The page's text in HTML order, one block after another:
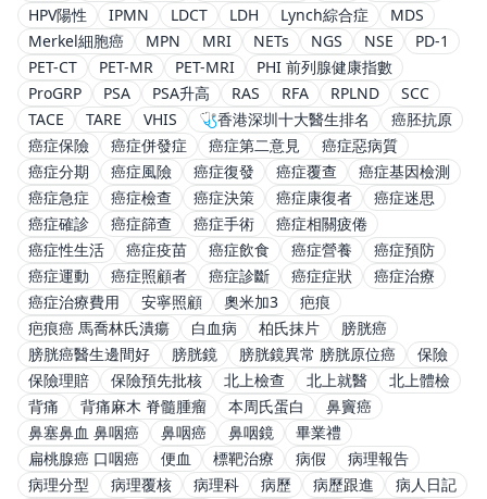
HPV陽性
IPMN LDCT LDH Lynch綜合症
MDS
Merkel細胞癌
MPN MRI NETs NGS NSE
PD-1
PET-CT
PET-MR PET-MRI
PHI 前列腺健康指數
ProGRP
PSA PSA升高 RAS RFA RPLND
SCC
TACE
TARE VHIS 🩺香港深圳十大醫生排名
癌胚抗原
癌症保險
癌症併發症 癌症第二意見
癌症惡病質
癌症分期
癌症風險 癌症復發 癌症覆查
癌症基因檢測
癌症急症
癌症檢查 癌症決策 癌症康復者
癌症迷思
癌症確診
癌症篩查 癌症手術
癌症相關疲倦
癌症性生活
癌症疫苗 癌症飲食 癌症營養
癌症預防
癌症運動
癌症照顧者 癌症診斷 癌症症狀
癌症治療
癌症治療費用
安寧照顧 奧米加3
疤痕
疤痕癌 馬喬林氏潰瘍
白血病 柏氏抹片
膀胱癌
膀胱癌醫生邊間好
膀胱鏡 膀胱鏡異常 膀胱原位癌
保險
保險理賠
保險預先批核 北上檢查 北上就醫
北上體檢
背痛
背痛麻木 脊髓腫瘤 本周氏蛋白
鼻竇癌
鼻塞鼻血 鼻咽癌
鼻咽癌 鼻咽鏡
畢業禮
扁桃腺癌 口咽癌
便血 標靶治療 病假
病理報告
病理分型
病理覆核 病理科 病歷 病歷跟進
病人日記